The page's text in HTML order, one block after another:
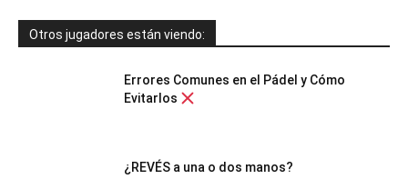
Otros jugadores están viendo:
Errores Comunes en el Pádel y Cómo
Evitarlos
¿REVÉS a una o dos manos?